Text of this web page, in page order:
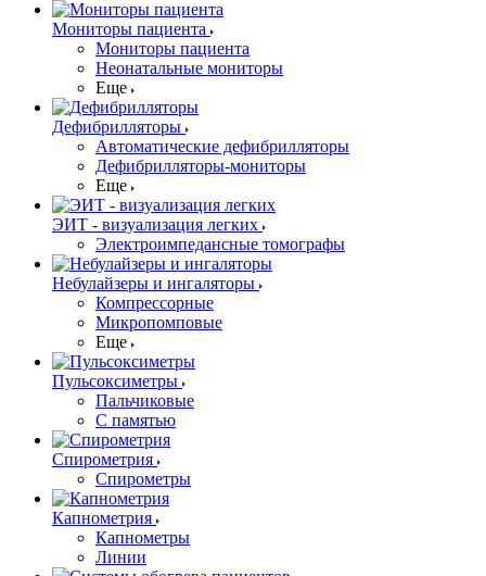
Мониторы пациента
Мониторы пациента
Неонатальные мониторы
Еще
Дефибрилляторы
Автоматические дефибрилляторы
Дефибрилляторы-мониторы
Еще
ЭИТ - визуализация легких
Электроимпедансные томографы
Небулайзеры и ингаляторы
Компрессорные
Микропомповые
Еще
Пульсоксиметры
Пальчиковые
С памятью
Спирометрия
Спирометры
Капнометрия
Капнометры
Линии